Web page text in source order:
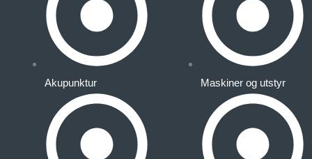
Akupunktur Maskiner og utstyr